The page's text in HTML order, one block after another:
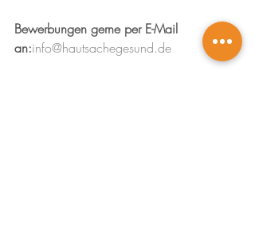
Bewerbungen gerne per E-Mail
an:info@hautsachegesund.de